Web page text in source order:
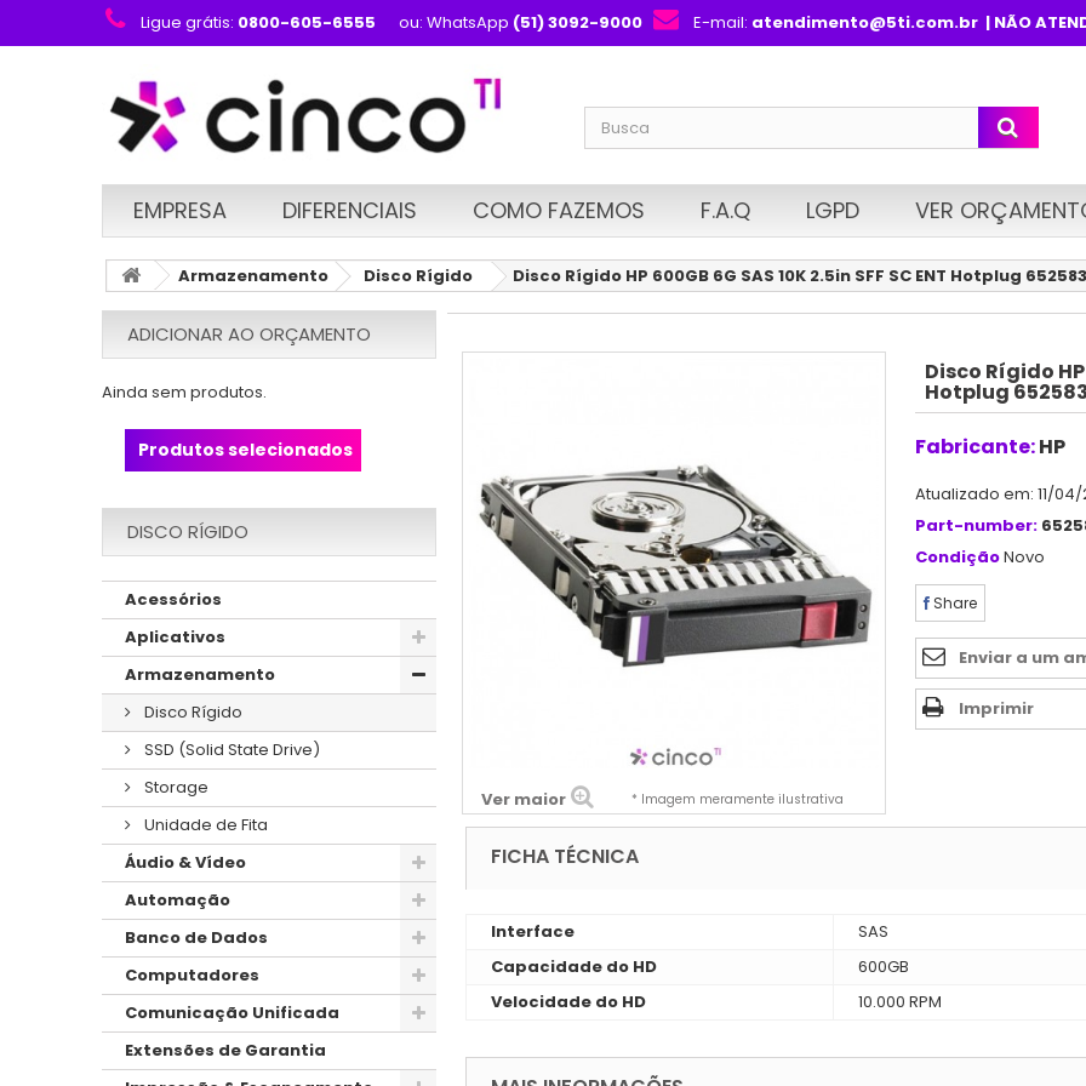
Ligue grátis: 0800-605-6555 ou: WhatsApp (51) 3092-9000 E-mail: atendimento@5ti.com.br| NÃO
EMPRESA DIFERENCIAIS COMO FAZEMOS F.A.Q LGPD VER
Armazenamento Disco Rígido Disco Rígido HP 600GB 6G SAS 10K 2.5in SFF SC ENT Hotplug
ADICIONAR AO ORÇAMENTO
Ainda sem produtos.
Produtos selecionados
DISCO RÍGIDO
Acessórios
Aplicativos
Armazenamento
Disco Rígido
SSD (Solid State Drive)
Storage
Unidade de Fita
Áudio & Vídeo
Automação
Banco de Dados
Computadores
Comunicação Unificada
Extensões de Garantia
Ver maior * Imagem meramente ilustrativa
Disco Rígido HP
Hotplug
Fabricante:HP
Atualizado em: 11/04/
Part-number:
CondiçãoNovo
Share
Enviar a um
Imprimir
FICHA TÉCNICA
Interface
SAS
Capacidade do HD
600GB
Velocidade do HD
10.000 RPM